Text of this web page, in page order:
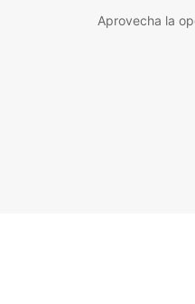
Aprovecha la